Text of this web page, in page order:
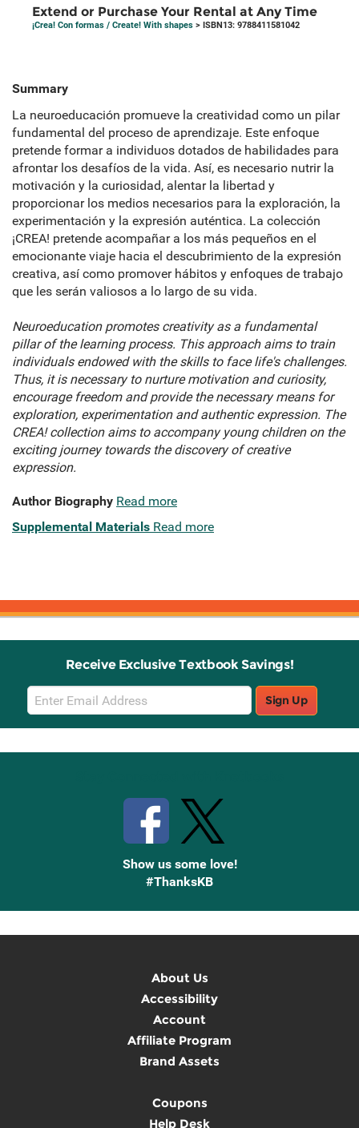
Extend or Purchase Your Rental at Any Time
¡Crea! Con formas / Create! With shapes > ISBN13: 9788411581042
Summary
La neuroeducación promueve la creatividad como un pilar
fundamental del proceso de aprendizaje. Este enfoque
pretende formar a individuos dotados de habilidades para
afrontar los desafíos de la vida. Así, es necesario nutrir la
motivación y la curiosidad, alentar la libertad y
proporcionar los medios necesarios para la exploración, la
experimentación y la expresión auténtica. La colección
¡CREA! pretende acompañar a los más pequeños en el
emocionante viaje hacia el descubrimiento de la expresión
creativa, así como promover hábitos y enfoques de trabajo
que les serán valiosos a lo largo de su vida.
Neuroeducation promotes creativity as a fundamental
pillar of the learning process. This approach aims to train
individuals endowed with the skills to face life's challenges.
Thus, it is necessary to nurture motivation and curiosity,
encourage freedom and provide the necessary means for
exploration, experimentation and authentic expression. The
CREA! collection aims to accompany young children on the
exciting journey towards the discovery of creative
expression.
Author Biography Read more
Supplemental Materials Read more
Receive Exclusive Textbook Savings!
Email
Sign
Up
Sign Up
Show us some love!
#ThanksKB
About Us
Accessibility
Account
Affiliate Program
Brand Assets
Coupons
Help Desk